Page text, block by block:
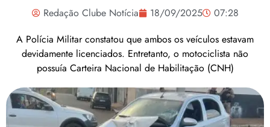
Redação Clube Notícia 18/09/2025
07:28
A Polícia Militar constatou que ambos os veículos estavam
devidamente licenciados. Entretanto, o motociclista não
possuía Carteira Nacional de Habilitação (CNH)